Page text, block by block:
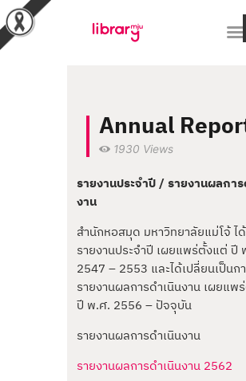
RESEARCH TOOLS &
COLLECTIONS
SERVICES & HELP
ABOUT THE LIBRARY
สายตรงผู้อำนวยการ
Annual
1930 Views
รายงานประจำปี / รายงานผลกา
งาน
สำนักหอสมุด มหาวิทยาลัยแม่โจ้ ไ
รายงานประจำปี เผยแพร่ตั้งแต่ ปี
2547 – 2553 และได้เปลี่ยนเป็นก
รายงานผลการดำเนินงาน เผยแพ
ปี พ.ศ. 2556 – ปัจจุบัน
รายงานผลการดำเนินงาน
รายงานผลการดำเนินงาน 2562